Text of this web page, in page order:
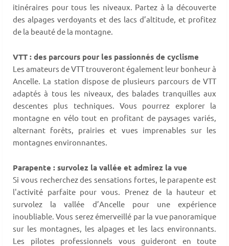
itinéraires pour tous les niveaux. Partez à la découverte
des alpages verdoyants et des lacs d’altitude, et profitez
de la beauté de la montagne.
VTT : des parcours pour les passionnés de cyclisme
Les amateurs de VTT trouveront également leur bonheur à
Ancelle. La station dispose de plusieurs parcours de VTT
adaptés à tous les niveaux, des balades tranquilles aux
descentes plus techniques. Vous pourrez explorer la
montagne en vélo tout en profitant de paysages variés,
alternant forêts, prairies et vues imprenables sur les
montagnes environnantes.
Parapente : survolez la vallée et admirez la vue
Si vous recherchez des sensations fortes, le parapente est
l'activité parfaite pour vous. Prenez de la hauteur et
survolez la vallée d’Ancelle pour une expérience
inoubliable. Vous serez émerveillé par la vue panoramique
sur les montagnes, les alpages et les lacs environnants.
Les pilotes professionnels vous guideront en toute